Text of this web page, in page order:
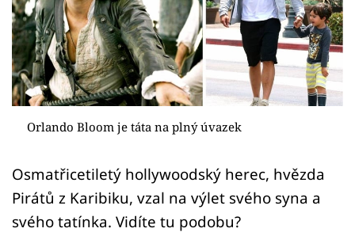
Sex a vztahy
Videa
Sledujte prima+
Sledujte nás
Orlando Bloom je táta na plný úvazek
Osmatřicetiletý hollywoodský herec, hvězda
Pirátů z Karibiku, vzal na výlet svého syna a
svého tatínka. Vidíte tu podobu?